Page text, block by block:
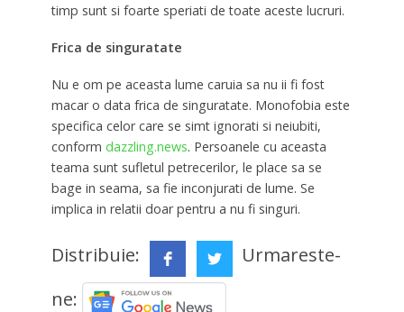
timp sunt si foarte speriati de toate aceste lucruri.
Frica de singuratate
Nu e om pe aceasta lume caruia sa nu ii fi fost
macar o data frica de singuratate. Monofobia este
specifica celor care se simt ignorati si neiubiti,
conform dazzling.news. Persoanele cu aceasta
teama sunt sufletul petrecerilor, le place sa se
bage in seama, sa fie inconjurati de lume. Se
implica in relatii doar pentru a nu fi singuri.
Distribuie:
Urmareste-
ne: